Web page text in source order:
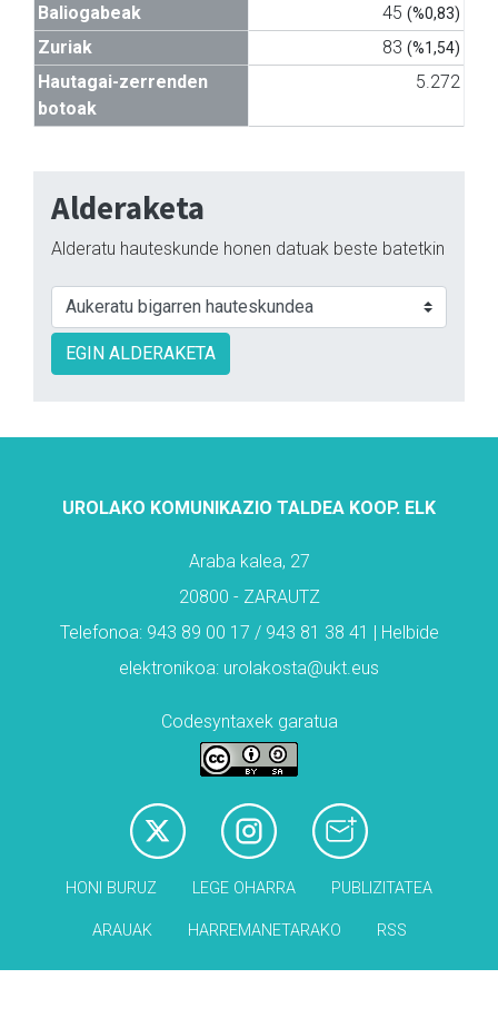
Baliogabeak
45 (%0,83)
Zuriak 83 (%1,54)
Hautagai-zerrenden
botoak
5.272
Alderaketa
Alderatu hauteskunde honen datuak beste batetkin
EGIN ALDERAKETA
UROLAKO KOMUNIKAZIO TALDEA KOOP. ELK
Araba kalea, 27
20800 - ZARAUTZ
Telefonoa: 943 89 00 17 / 943 81 38 41 | Helbide
elektronikoa: urolakosta@ukt.eus
Codesyntaxek garatua
HONI BURUZ LEGE OHARRA PUBLIZITATEA
ARAUAK HARREMANETARAKO RSS